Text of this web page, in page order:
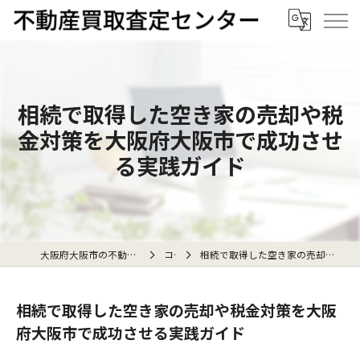
相続で取得した空き家の売却や税
金対策を大阪府大阪市で成功させ
る実践ガイド
大阪府大阪市の不動産売却なら不動産買取査定センター コラム 相続で取得した空き家の売却や税金対策を大阪府大阪市で成功させる実践ガイド
相続で取得した空き家の売却や税金対策を大阪
府大阪市で成功させる実践ガイド